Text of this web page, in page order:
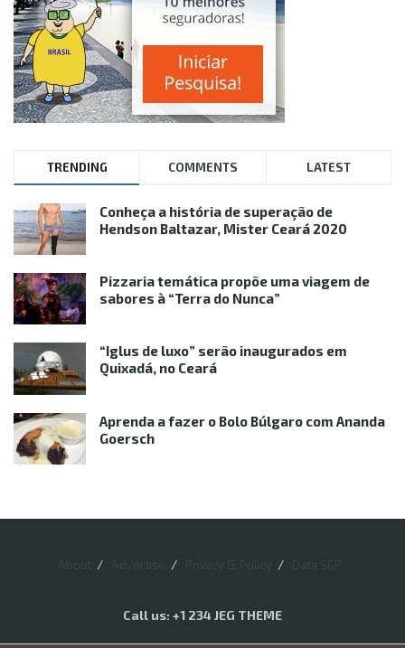
TRENDING COMMENTS LATEST
Conheça a história de superação de
Hendson Baltazar, Mister Ceará 2020
Pizzaria temática propõe uma viagem de
sabores à “Terra do Nunca”
“Iglus de luxo” serão inaugurados em
Quixadá, no Ceará
Aprenda a fazer o Bolo Búlgaro com Ananda
Goersch
Call us: +1 234 JEG THEME